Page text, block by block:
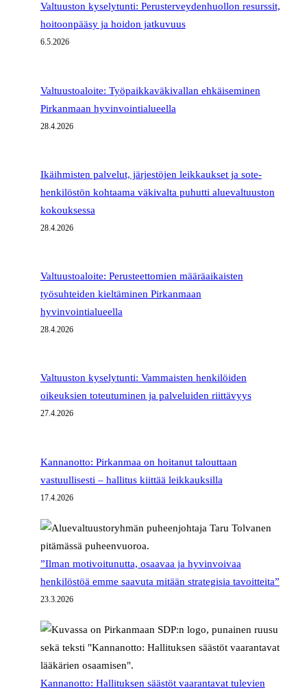
Valtuuston kyselytunti: Perusterveydenhuollon resurssit,
hoitoonpääsy ja hoidon jatkuvuus
6.5.2026
Valtuustoaloite: Työpaikkaväkivallan ehkäiseminen
Pirkanmaan hyvinvointialueella
28.4.2026
Ikäihmisten palvelut, järjestöjen leikkaukset ja sote-
henkilöstön kohtaama väkivalta puhutti aluevaltuuston
kokouksessa
28.4.2026
Valtuustoaloite: Perusteettomien määräaikaisten
työsuhteiden kieltäminen Pirkanmaan
hyvinvointialueella
28.4.2026
Valtuuston kyselytunti: Vammaisten henkilöiden
oikeuksien toteutuminen ja palveluiden riittävyys
27.4.2026
Kannanotto: Pirkanmaa on hoitanut talouttaan
vastuullisesti – hallitus kiittää leikkauksilla
17.4.2026
”Ilman motivoitunutta, osaavaa ja hyvinvoivaa
henkilöstöä emme saavuta mitään strategisia tavoitteita”
23.3.2026
Kannanotto: Hallituksen säästöt vaarantavat tulevien